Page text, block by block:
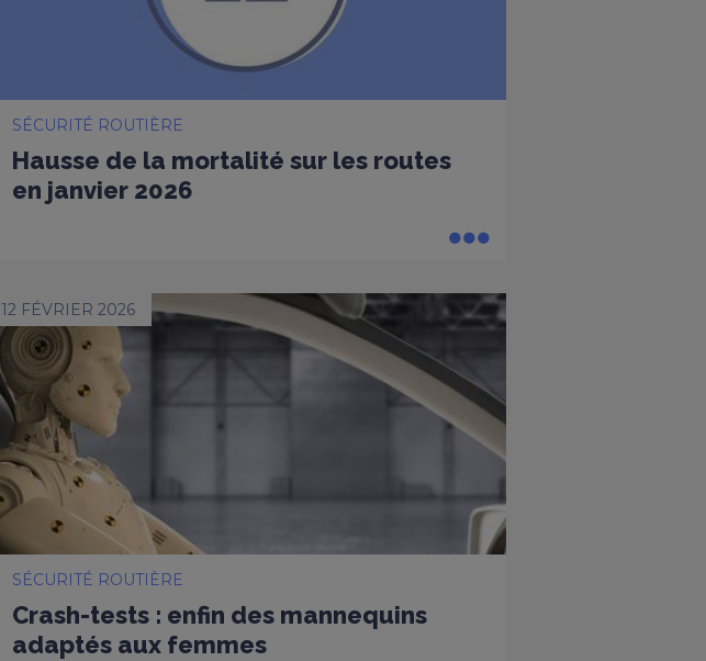
SÉCURITÉ ROUTIÈRE
Hausse de la mortalité sur les routes
en janvier 2026
12 FÉVRIER 2026
SÉCURITÉ ROUTIÈRE
Crash-tests : enfin des mannequins
adaptés aux femmes